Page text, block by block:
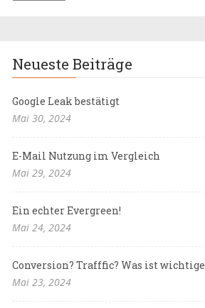
Neueste Beiträge
Google Leak bestätigt
Mai 30, 2024
E-Mail Nutzung im Vergleich
Mai 29, 2024
Ein echter Evergreen!
Mai 24, 2024
Conversion? Trafffic? Was ist
Mai 23, 2024